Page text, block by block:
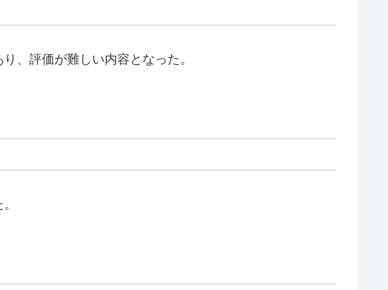
、評価が難しい内容となった。